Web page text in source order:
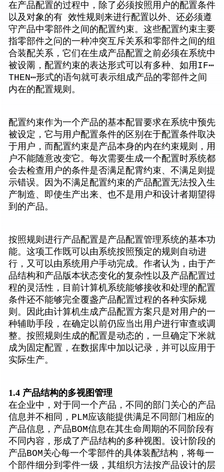
在产品配置的过程中，除了必须按照用户的配置条件
以及对象的有 效性规则来进行配置以外、还必须遵
守产品中零部件之间的配置约束。这些配置约束主要
指零部件之问的一种冲突互斥关系和零部件之间的组
合装配关系，它们在生成产品配置之前必须在系统中
被设罱，配置约束的表达形式可以有多种、如用IF⋯
THEN⋯形式的语句就可表示组成产品的零部件之间
内在的配置规则。
配置约束作为一个产品的基本配冒要求在系统中预先
被设定，它与用户配置条件的区别在于配置条件取决
于用户，而配置约束是产品本身的内在约束规则，用
户不能随意改变它。每次需要生成一个配置时系统都
会去检查用户的条件是否满足配霄约束、不满足则提
示错误。因为不满足配置约束的产品配置无法投入生
产制造、即使生产出来、也不是用户和设计者期望得
到的产品。
按照规则进行产品配置是产品配置管理系统的基本功
能。这项工作既可以由系统按照预定的规则自动进
行，又可以由系统用户手动完成。作者认为，由于产
品结构和产品版本状态变化的复杂性以及产品配置过
程的灵活性，目前计算机系统能够接收和处理的配置
条件还不能够完全覆盏产品配置过程的各种实际规
则。因此由计算机生成产品配置方案只是对用户的一
种辅助手段，在确定以前仍应当出用户进行审查或调
整。按照规则生成的配置是动态的，一旦确定下米就
成为固定配置，在数据库中加以记录，并可以应用于
实际生产。
1.4 产品结构的多视图管理
在企业中，对于同一个产品，不同的部门关心的产品
信息并不相同，PLM应该能提供满足不同部门相应的
产品信息，产品BOM信息在其生命周期的不同阶段有
不同内容，形成了产品结构的多种视图。设计阶段的
产品BOM关心每一个零部件的具体装配结构，将每一
个部件细分到零件一级，其组织方法按产品设计的层